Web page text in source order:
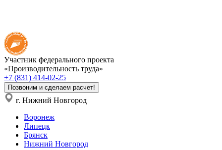
Участник федерального проекта
«Производительность труда»
+7 (831) 414-02-25
Позвоним и сделаем расчет!
г. Нижний Новгород
Воронеж
Липецк
Брянск
Нижний Новгород